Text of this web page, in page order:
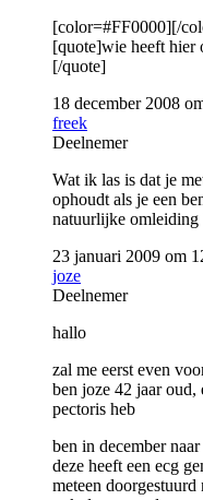
[color=#FF0000][/
[quote]wie heeft hier
[/quote]
18 december 2008
freek
Deelnemer
Wat ik las is dat je
ophoudt als je een
natuurlijke omleiding
23 januari 2009 om
joze
Deelnemer
hallo
zal me eerst even
ben joze 42 jaar
pectoris heb
ben in december
deze heeft een ecg
meteen doorgestuurd